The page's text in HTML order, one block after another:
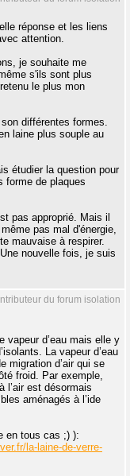
réponse et les liens
attention.
je souhaite me
s'ils sont plus
le plus mon
différentes formes.
laine plus souple au
étudier la question pour
forme de plaques
pas approprié. Mais il
pas mal d'énergie,
mauvaise à respirer.
nouvelle fois, je suis
du forum isolation
vapeur d’eau mais elle y
La vapeur d’eau
migration d’air qui se
froid. Par exemple,
l’air est désormais
aménagés à l’ide
en tous cas ;) ):
la-laine-de-verre-